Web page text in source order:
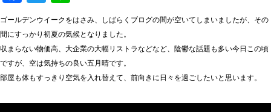
ゴールデンウイークをはさみ、しばらくブログの間が空いてしまいましたが、その
間にすっかり初夏の気候となりました。
収まらない物価高、大企業の大幅リストラなどなど、陰鬱な話題も多い今日この頃
ですが、空は気持ちの良い五月晴です。
部屋も体もすっきり空気を入れ替えて、前向きに日々を過ごしたいと思います。